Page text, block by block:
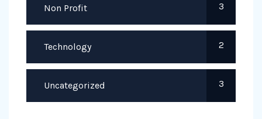
Non Profit 3
Technology 2
Uncategorized 3